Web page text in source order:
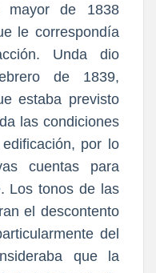
mayor de 1838
le correspondía
Unda dio
de 1839,
estaba previsto
las condiciones
por lo
cuentas para
Los tonos de las
el descontento
del
que la